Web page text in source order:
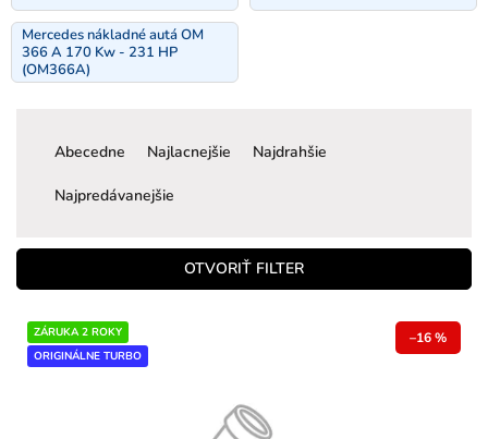
Mercedes nákladné autá OM
366 A 170 Kw - 231 HP
(OM366A)
i
p
r
o
d
Abecedne Najlacnejšie Najdrahšie
Najpredávanejšie
OTVORIŤ FILTER
V
p
ZÁRUKA 2 ROKY
ORIGINÁLNE TURBO
–16 %